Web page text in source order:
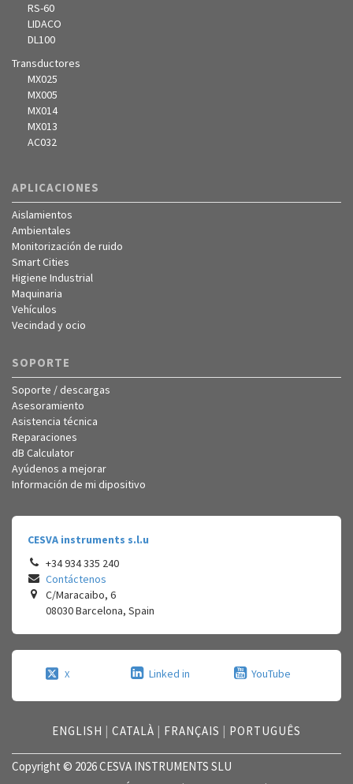
RS-60
LIDACO
DL100
Transductores
MX025
MX005
MX014
MX013
AC032
APLICACIONES
Aislamientos
Ambientales
Monitorización de ruido
Smart Cities
Higiene Industrial
Maquinaria
Vehículos
Vecindad y ocio
SOPORTE
Soporte / descargas
Asesoramiento
Asistencia técnica
Reparaciones
dB Calculator
Ayúdenos a mejorar
Información de mi dipositivo
CESVA instruments s.l.u
+34 934 335 240
Contáctenos
C/Maracaibo, 6
08030Barcelona, Spain
X Linked in YouTube
ENGLISH | CATALÀ | FRANÇAIS | PORTUGUÊS
Copyright © 2026 CESVA INSTRUMENTS SLU